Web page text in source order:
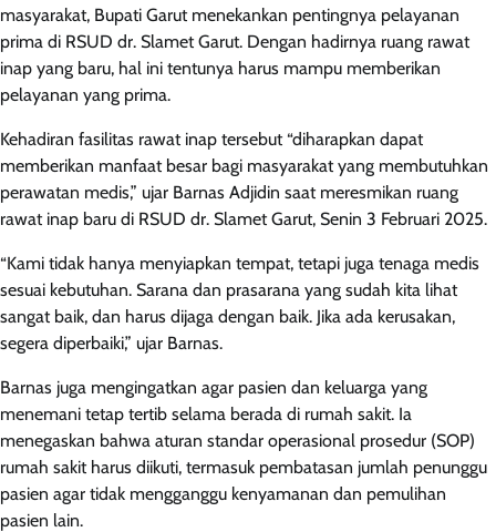
masyarakat, Bupati Garut menekankan pentingnya pelayanan
prima di RSUD dr. Slamet Garut. Dengan hadirnya ruang rawat
inap yang baru, hal ini tentunya harus mampu memberikan
pelayanan yang prima.
Kehadiran fasilitas rawat inap tersebut “diharapkan dapat
memberikan manfaat besar bagi masyarakat yang membutuhkan
perawatan medis,” ujar Barnas Adjidin saat meresmikan ruang
rawat inap baru di RSUD dr. Slamet Garut, Senin 3 Februari 2025.
“Kami tidak hanya menyiapkan tempat, tetapi juga tenaga medis
sesuai kebutuhan. Sarana dan prasarana yang sudah kita lihat
sangat baik, dan harus dijaga dengan baik. Jika ada kerusakan,
segera diperbaiki,” ujar Barnas.
Barnas juga mengingatkan agar pasien dan keluarga yang
menemani tetap tertib selama berada di rumah sakit. Ia
menegaskan bahwa aturan standar operasional prosedur (SOP)
rumah sakit harus diikuti, termasuk pembatasan jumlah penunggu
pasien agar tidak mengganggu kenyamanan dan pemulihan
pasien lain.